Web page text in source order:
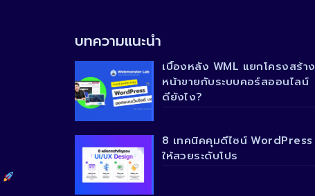
บทความแนะนำ
เบื้องหลัง WML แยกโครงสร้าง
หน้าขายกับระบบคอร์สออนไลน์
ดียังไง?
8 เทคนิคคุมดีไซน์ WordPress
ให้สวยระดับโปร